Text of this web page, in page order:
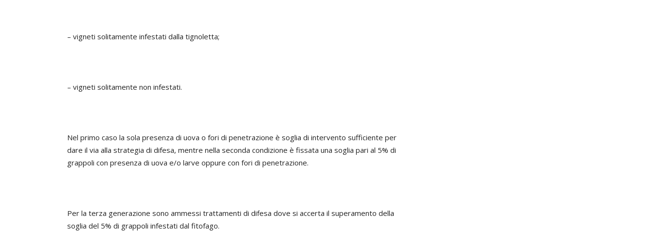
– vigneti solitamente infestati dalla tignoletta;
– vigneti solitamente non infestati.
Nel primo caso la sola presenza di uova o fori di penetrazione è soglia di intervento sufficiente per
dare il via alla strategia di difesa, mentre nella seconda condizione è fissata una soglia pari al 5% di
grappoli con presenza di uova e/o larve oppure con fori di penetrazione.
Per la terza generazione sono ammessi trattamenti di difesa dove si accerta il superamento della
soglia del 5% di grappoli infestati dal fitofago.